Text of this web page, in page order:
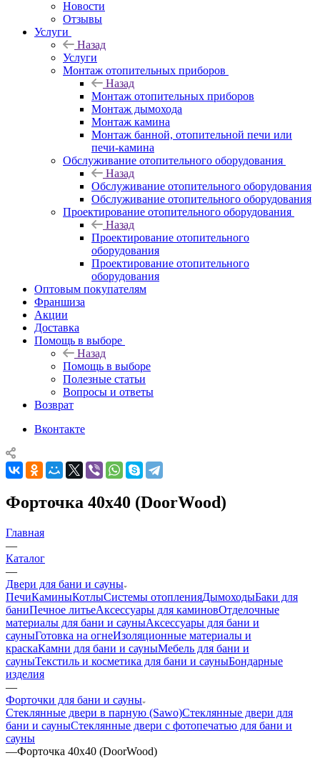
Новости
Отзывы
Услуги
Назад
Услуги
Монтаж отопительных приборов
Назад
Монтаж отопительных приборов
Монтаж дымохода
Монтаж камина
Монтаж банной, отопительной печи или
печи-камина
Обслуживание отопительного оборудования
Назад
Обслуживание отопительного оборудования
Обслуживание отопительного оборудования
Проектирование отопительного оборудования
Назад
Проектирование отопительного
оборудования
Проектирование отопительного
оборудования
Оптовым покупателям
Франшиза
Акции
Доставка
Помощь в выборе
Назад
Помощь в выборе
Полезные статьи
Вопросы и ответы
Возврат
Вконтакте
Форточка 40х40 (DoorWood)
Главная
—
Каталог
—
Двери для бани и сауны
ПечиКаминыКотлыСистемы отопленияДымоходыБаки для
баниПечное литьеАксессуары для каминовОтделочные
материалы для бани и сауныАксессуары для бани и
сауныГотовка на огнеИзоляционные материалы и
краскаКамни для бани и сауныМебель для бани и
сауныТекстиль и косметика для бани и сауныБондарные
изделия
—
Форточки для бани и сауны
Стеклянные двери в парную (Sawo)Стеклянные двери для
бани и сауныСтеклянные двери с фотопечатью для бани и
сауны
—Форточка 40х40 (DoorWood)